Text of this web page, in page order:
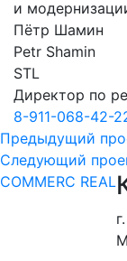
и
Пётр Шамин
Petr Shamin
STL
Директор по
8-911-068-42-
Предыдущий
Следующий
COMMERC REAL